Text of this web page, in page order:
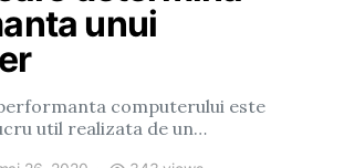
unui
computerului este
util realizata de un…